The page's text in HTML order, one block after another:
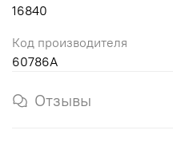
16840
Код производителя
60786A
Отзывы